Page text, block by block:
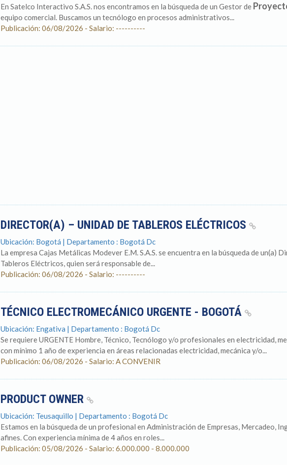
En Satelco Interactivo S.A.S. nos encontramos en la búsqueda de un Gestor de
equipo comercial. Buscamos un tecnólogo en procesos administrativos...
Publicación: 06/08/2026 - Salario: ----------
DIRECTOR(A) – UNIDAD DE TABLEROS ELÉCTRICOS
Ubicación: Bogotá | Departamento : Bogotá Dc
La empresa Cajas Metálicas Modever E.M. S.A.S. se encuentra en la búsqueda de un(a)
Tableros Eléctricos, quien será responsable de...
Publicación: 06/08/2026 - Salario: ----------
TÉCNICO ELECTROMECÁNICO URGENTE - BOGOTÁ
Ubicación: Engativa | Departamento : Bogotá Dc
Se requiere URGENTE Hombre, Técnico, Tecnólogo y/o profesionales en electricidad,
con mínimo 1 año de experiencia en áreas relacionadas electricidad, mecánica y/o...
Publicación: 06/08/2026 - Salario: A CONVENIR
PRODUCT OWNER
Ubicación: Teusaquillo | Departamento : Bogotá Dc
Estamos en la búsqueda de un profesional en Administración de Empresas, Mercadeo,
afines. Con experiencia mínima de 4 años en roles...
Publicación: 05/08/2026 - Salario: 6.000.000 - 8.000.000